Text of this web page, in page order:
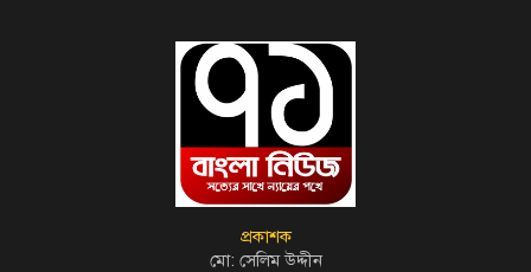
প্রকাশক
মো: সেলিম উদ্দীন